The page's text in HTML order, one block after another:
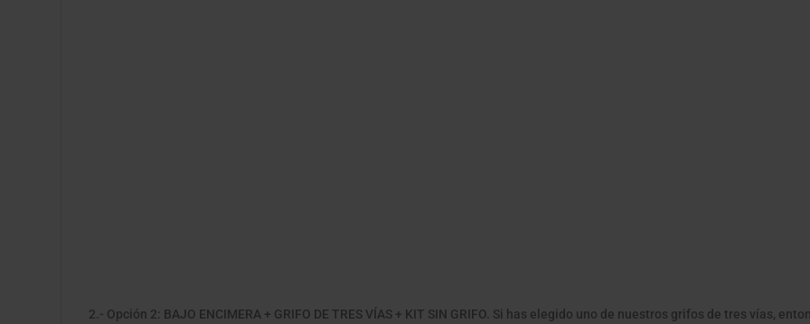
2.- Opción 2: BAJO ENCIMERA + GRIFO DE TRES VÍAS + KIT SIN GRIFO. Si has elegido uno de nuestros grifos de tres vías,